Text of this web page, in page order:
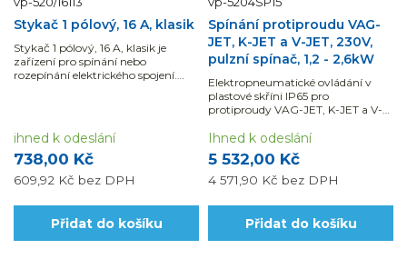
Stykač 1 pólový, 16 A, klasik
Stykač 1 pólový, 16 A, klasik je
zařízení pro spínání nebo
rozepínání elektrického spojení.
738,00 Kč
609,92 Kč bez DPH
ihned k odeslání
Přidat do košíku
Spínání protiproudu VAG-
JET, K-JET a V-JET, 230V,
pulzní spínač, 1,2 - 2,6kW
Elektropneumatické ovládání v
plastové skříni IP65 pro
protiproudy VAG-JET, K-JET a V-
příkonu 1,2 - 2,6 kW.
5 532,00 Kč
4 571,90 Kč bez DPH
Ihned k odeslání
Přidat do košíku